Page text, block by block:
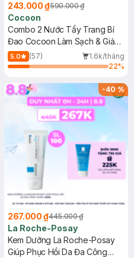
243.000 ₫590.000 ₫
Cocoon
Combo 2 Nước Tẩy Trang Bí
Đao Cocoon Làm Sạch & Giảm
Dầu 500ml
5.0 (57)
1.6k/tháng
22%
-40%
267.000 ₫445.000 ₫
La Roche-Posay
Kem Dưỡng La Roche-Posay
Giúp Phục Hồi Da Đa Công